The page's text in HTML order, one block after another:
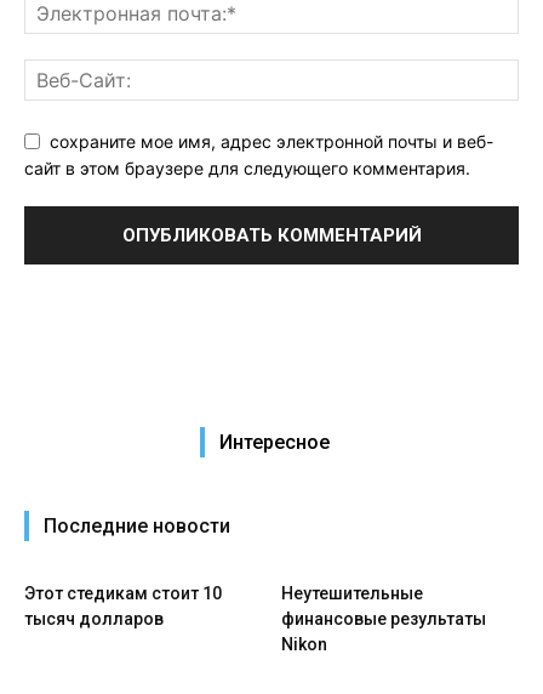
сохраните мое имя, адрес электронной почты и веб-
сайт в этом браузере для следующего комментария.
Интересное
Последние новости
Этот стедикам стоит 10
тысяч долларов
Неутешительные
финансовые результаты
Nikon